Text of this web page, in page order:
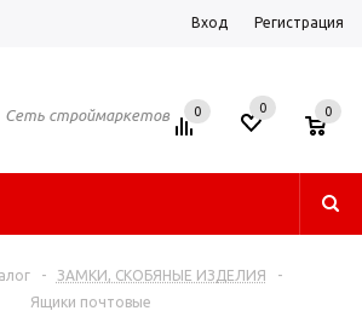
Вход Регистрация
Сеть строймаркетов 0 0 0
- ЗАМКИ, СКОБЯНЫЕ ИЗДЕЛИЯ
-
Ящики почтовые